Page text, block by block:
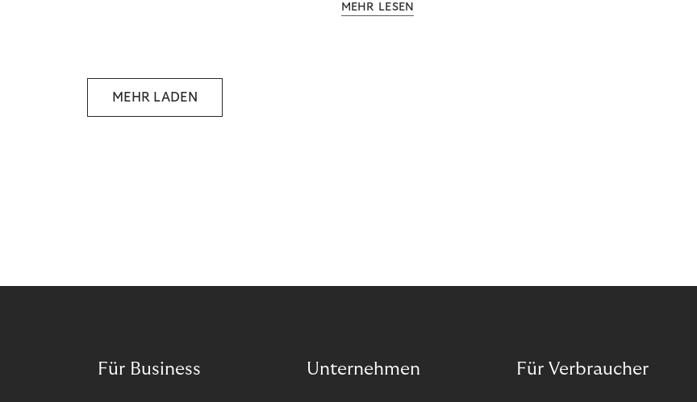
Startpunkt unserer Transformation. Lesen Sie mehr
MEHR LESEN
MEHR LADEN
Für Business Unternehmen Für Verbraucher